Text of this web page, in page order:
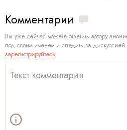
Комментарии
Вы уже сейчас можете ответить автору
под своим именем и следить за
зарегистрируйтесь